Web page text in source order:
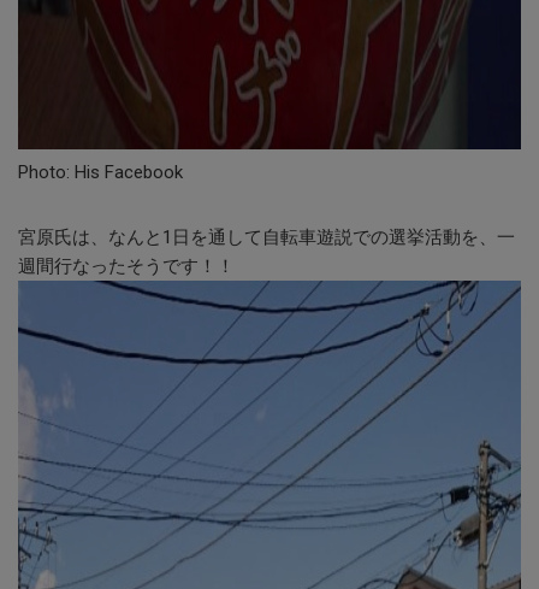
Photo: His Facebook
宮原氏は、なんと1日を通して自転車遊説での選挙活動を、一
週間行なったそうです！！